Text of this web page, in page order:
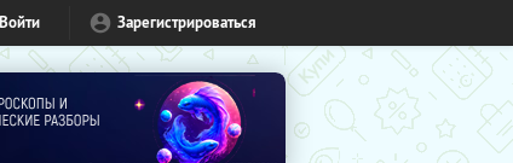
Войти Зарегистрироваться